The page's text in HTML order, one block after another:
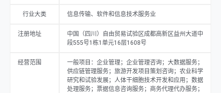
行业大类 信息传输、软件和信息技术服务业
注册地址
中国（四川）自由贸易试验区成都高新区益州大道中
段555号1栋1单元16层1608号
经营范围
一般项目：企业管理；企业管理咨询；大数据服务；
供应链管理服务；旅游开发项目策划咨询；农业科学
研究和试验发展；人体干细胞技术开发和应用；数据
处理服务；票据信息咨询服务；商务代理代办服务；